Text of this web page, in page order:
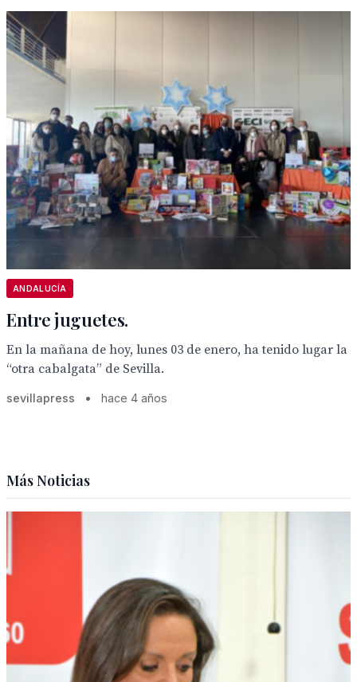
ANDALUCÍA
Entre juguetes.
En la mañana de hoy, lunes 03 de enero, ha tenido lugar la
“otra cabalgata” de Sevilla.
sevillapress • hace 4 años
Más Noticias